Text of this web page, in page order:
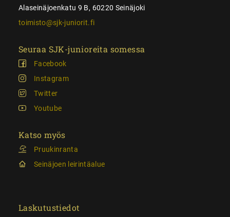
Alaseinäjoenkatu 9 B, 60220 Seinäjoki
toimisto@sjk-juniorit.fi
Seuraa SJK-junioreita somessa
Facebook
Instagram
Twitter
Youtube
Katso myös
Pruukinranta
Seinäjoen leirintäalue
Laskutustiedot